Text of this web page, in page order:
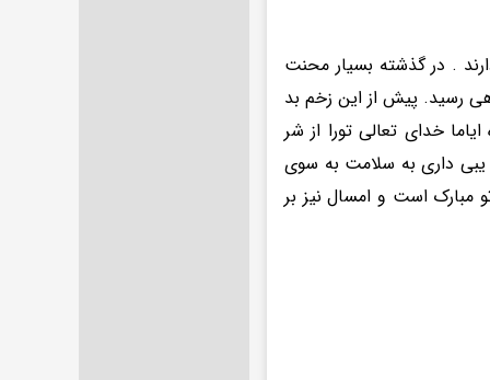
. در گذشته بسیار محنت
رسید. پیش از این زخم بد
خدای تعالی تورا از شر
داری به سلامت به سوی
مبارک است و امسال نیز بر